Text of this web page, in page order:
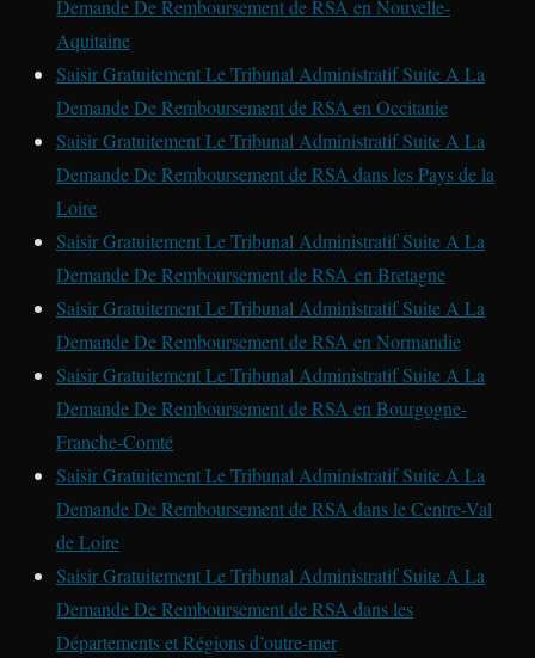
Demande De Remboursement de RSA en Nouvelle-
Aquitaine
Saisir Gratuitement Le Tribunal Administratif Suite A La
Demande De Remboursement de RSA en Occitanie
Saisir Gratuitement Le Tribunal Administratif Suite A La
Demande De Remboursement de RSA dans les Pays de la
Loire
Saisir Gratuitement Le Tribunal Administratif Suite A La
Demande De Remboursement de RSA en Bretagne
Saisir Gratuitement Le Tribunal Administratif Suite A La
Demande De Remboursement de RSA en Normandie
Saisir Gratuitement Le Tribunal Administratif Suite A La
Demande De Remboursement de RSA en Bourgogne-
Franche-Comté
Saisir Gratuitement Le Tribunal Administratif Suite A La
Demande De Remboursement de RSA dans le Centre-Val
de Loire
Saisir Gratuitement Le Tribunal Administratif Suite A La
Demande De Remboursement de RSA dans les
Départements et Régions d’outre-mer